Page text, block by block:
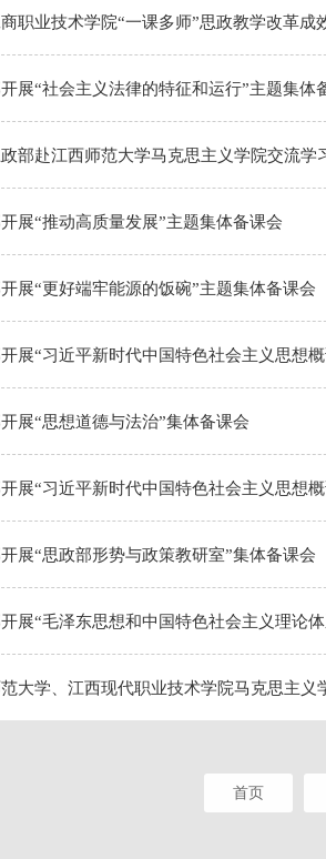
职业技术学院“一课多师”思政教学改革成
展“社会主义法律的特征和运行”主题集体
部赴江西师范大学马克思主义学院交流学
展“推动高质量发展”主题集体备课会
展“更好端牢能源的饭碗”主题集体备课会
展“习近平新时代中国特色社会主义思想
展“思想道德与法治”集体备课会
展“习近平新时代中国特色社会主义思想
展“思政部形势与政策教研室”集体备课会
展“毛泽东思想和中国特色社会主义理论
大学、江西现代职业技术学院马克思主义
首页